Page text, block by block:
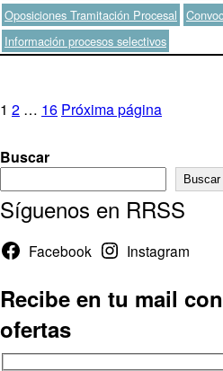
Oposiciones Tramitación Procesal
Información procesos selectivos
Paginación
de
entradas
Página
1 Página
2 … Página
16 Próxima página
Buscar
Buscar
Síguenos en RRSS
Facebook Instagram
Recibe en tu mail
ofertas